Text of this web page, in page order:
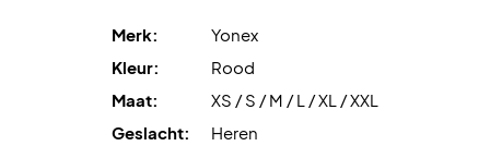
Merk:
Yonex
Kleur:
Rood
Maat:
XS / S / M / L / XL / XXL
Geslacht:
Heren